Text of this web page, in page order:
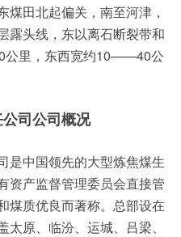
煤田北起偏关，南至河津，
露头线，东以离石断裂带和
公里，东西宽约10——40公
司公司概况
是中国领先的大型炼焦煤生
资产监督管理委员会直接管
煤质优良而著称。总部设在
原、临汾、运城、吕梁、